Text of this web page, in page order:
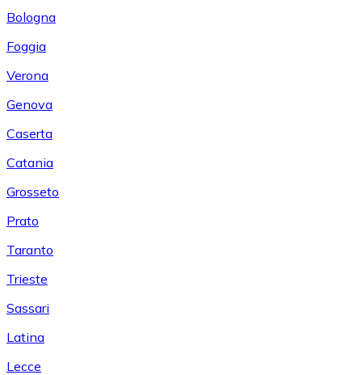
Bologna
Foggia
Verona
Genova
Caserta
Catania
Grosseto
Prato
Taranto
Trieste
Sassari
Latina
Lecce